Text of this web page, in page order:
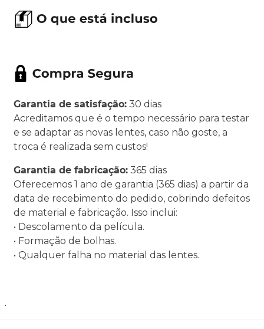
Garantia de satisfação: 30 dias
Acreditamos que é o tempo necessário para testar
e se adaptar as novas lentes, caso não goste, a
troca é realizada sem custos!
Garantia de fabricação: 365 dias
Oferecemos 1 ano de garantia (365 dias) a partir da
data de recebimento do pedido, cobrindo defeitos
de material e fabricação. Isso inclui:
• Descolamento da película.
• Formação de bolhas.
• Qualquer falha no material das lentes.
.